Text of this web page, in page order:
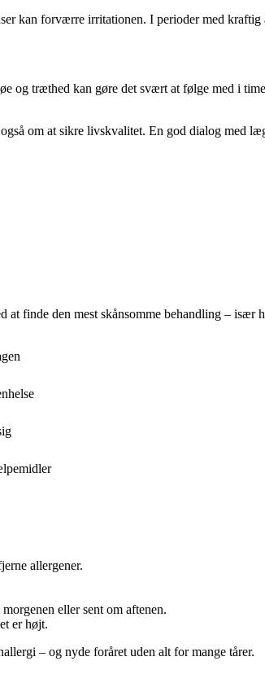
kan forværre irritationen. I perioder med
og træthed kan gøre det svært at følge med i
om at sikre livskvalitet. En god dialog med
finde den mest skånsomme behandling –
allergener.
eller sent om aftenen.
er højt.
– og nyde foråret uden alt for mange tårer.